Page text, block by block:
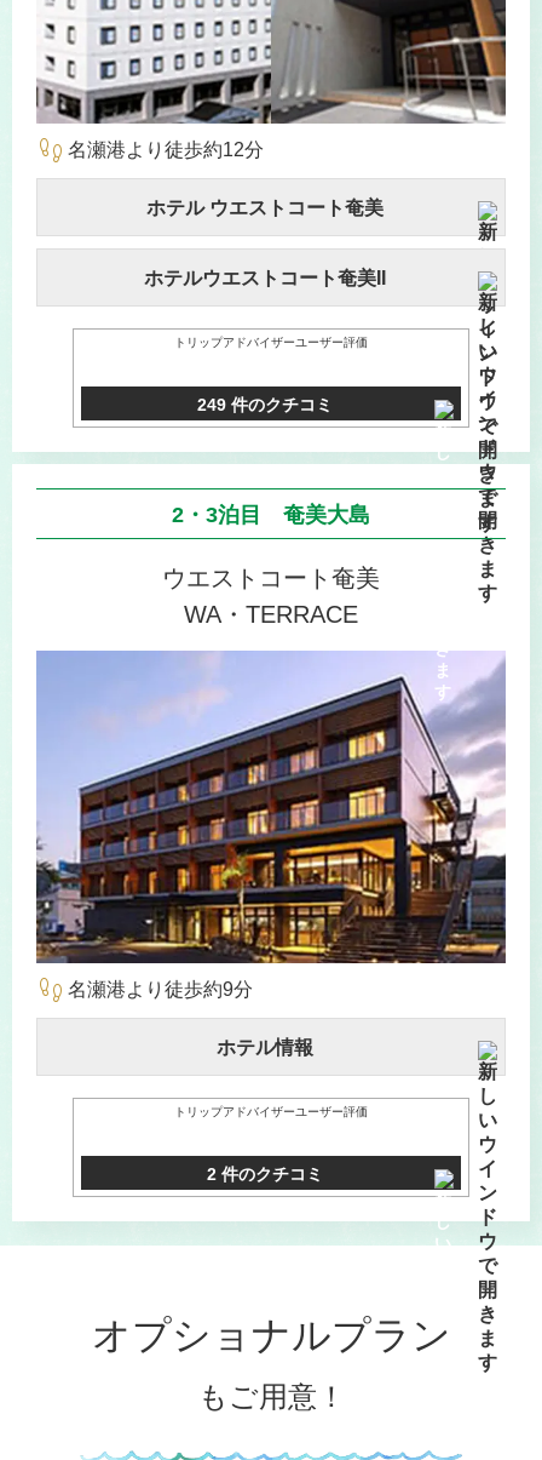
footprint 名瀬港より徒歩約12分
ホテル ウエストコート奄美
ホテルウエストコート奄美II
トリップアドバイザーユーザー評価
249 件のクチコミ
2・3泊目 奄美大島
ウエストコート奄美
WA・TERRACE
footprint 名瀬港より徒歩約9分
ホテル情報
トリップアドバイザーユーザー評価
2 件のクチコミ
オプショナルプラン
もご用意！